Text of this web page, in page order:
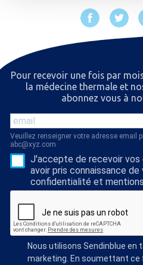
Pour recevoir une fois par
la médecine thermale et
abonnez vous à
Veuillez renseigner votre adresse email
abc@xyz.com
J'accepte de recevoir vos
avoir pris connaissance
confidentialité et
Nous utilisons Sendinblue en
marketing. En soumettant ce